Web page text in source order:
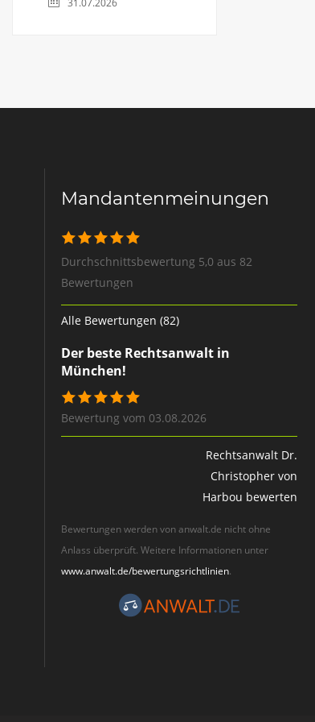
Mandantenmeinungen
Durchschnittsbewertung 5,0 aus 82
Bewertungen
Alle Bewertungen (82)
Der beste Rechtsanwalt in
München!
Bewertung vom 03.08.2026
Rechtsanwalt Dr.
Christopher von
Harbou bewerten
Bewertungen werden von anwalt.de nicht ohne
Anlass überprüft. Weitere Informationen unter
www.anwalt.de/bewertungsrichtlinien.